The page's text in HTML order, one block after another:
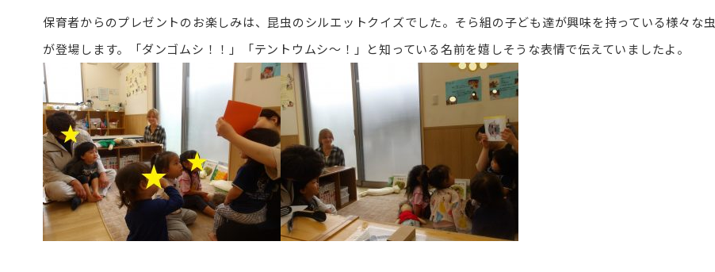
保育者からのプレゼントのお楽しみは、昆虫のシルエットクイズでした。そら組の子ども達が興味を持っている様々な虫
が登場します。「ダンゴムシ！！」「テントウムシ～！」と知っている名前を嬉しそうな表情で伝えていましたよ。